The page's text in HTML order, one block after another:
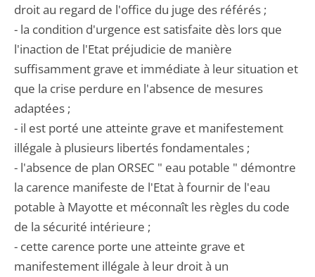
droit au regard de l'office du juge des référés ;
- la condition d'urgence est satisfaite dès lors que
l'inaction de l'Etat préjudicie de manière
suffisamment grave et immédiate à leur situation et
que la crise perdure en l'absence de mesures
adaptées ;
- il est porté une atteinte grave et manifestement
illégale à plusieurs libertés fondamentales ;
- l'absence de plan ORSEC " eau potable " démontre
la carence manifeste de l'Etat à fournir de l'eau
potable à Mayotte et méconnaît les règles du code
de la sécurité intérieure ;
- cette carence porte une atteinte grave et
manifestement illégale à leur droit à un